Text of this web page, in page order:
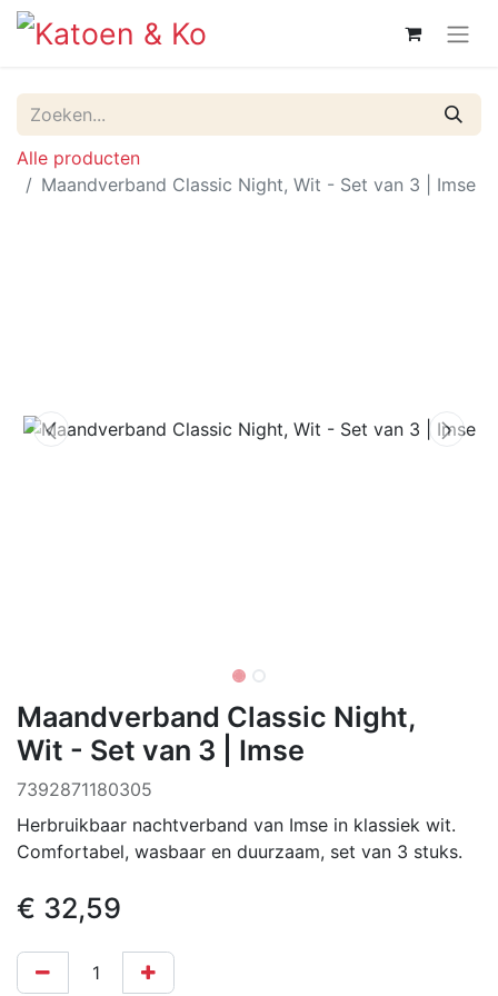
Alle producten
Maandverband Classic Night, Wit - Set van 3 | Imse
Maandverband Classic Night,
Wit - Set van 3 | Imse
7392871180305
Herbruikbaar nachtverband van Imse in klassiek wit.
Comfortabel, wasbaar en duurzaam, set van 3 stuks.
€ 32,59